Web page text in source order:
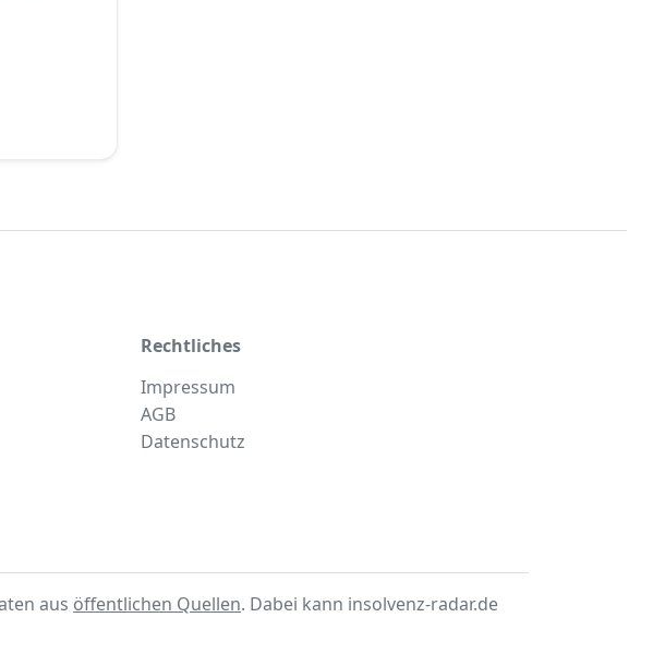
Rechtliches
Impressum
AGB
Datenschutz
aus öffentlichen Quellen. Dabei kann insolvenz-radar.de